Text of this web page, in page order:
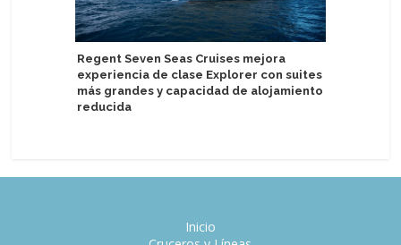
Regent Seven Seas Cruises mejora
experiencia de clase Explorer con suites
más grandes y capacidad de alojamiento
reducida
Inicio